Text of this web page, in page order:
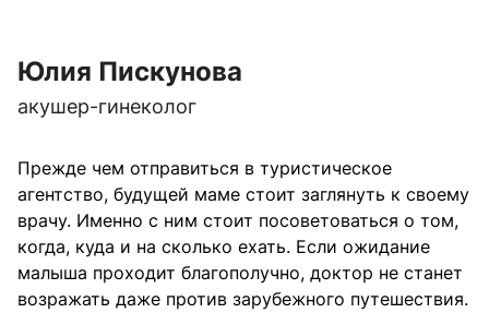
Юлия Пискунова
акушер-гинеколог
Прежде чем отправиться в туристическое
агентство, будущей маме стоит заглянуть к своему
врачу. Именно с ним стоит посоветоваться о том,
когда, куда и на сколько ехать. Если ожидание
малыша проходит благополучно, доктор не станет
возражать даже против зарубежного путешествия.